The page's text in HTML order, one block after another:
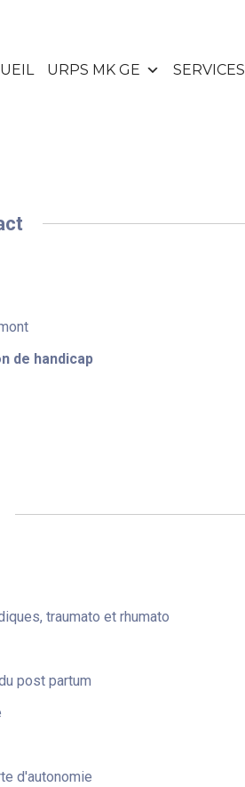
URPS MK GE SERVICES
de handicap
traumato et rhumato
post partum
d'autonomie